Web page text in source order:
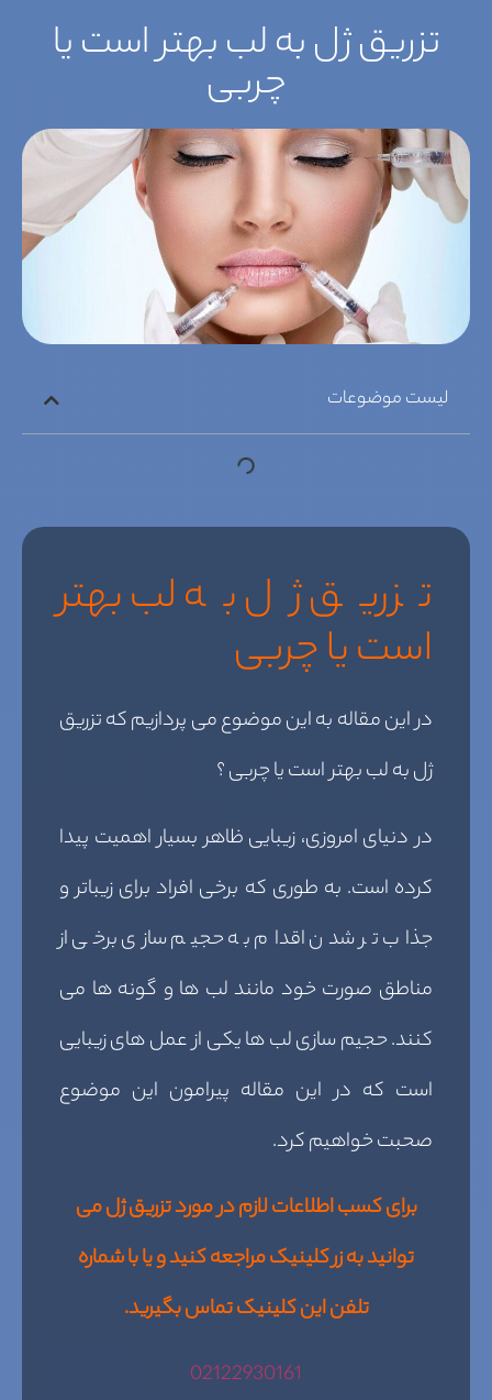
تزریق ژل به لب بهتر است یا
چربی
لیست موضوعات
تزریق ژل به لب بهتر
است یا چربی
در این مقاله به این موضوع می پردازیم که تزریق
ژل به لب بهتر است یا چربی ؟
در دنیای امروزی، زیبایی ظاهر بسیار اهمیت پیدا
کرده است. به طوری که برخی افراد برای زیباتر و
جذاب تر شدن اقدام به حجیم سازی برخی از
مناطق صورت خود مانند لب ها و گونه ها می
کنند. حجیم سازی لب ها یکی از عمل های زیبایی
است که در این مقاله پیرامون این موضوع
صحبت خواهیم کرد.
برای کسب اطلاعات لازم در مورد تزریق ژل می
توانید به زر کلینیک مراجعه کنید و یا با شماره
تلفن این کلینیک تماس بگیرید.
02122930161